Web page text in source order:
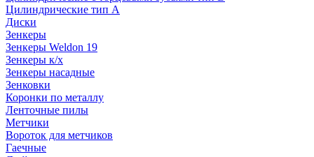
Цилиндрические тип А
Диски
Зенкеры
Зенкеры Weldon 19
Зенкеры к/х
Зенкеры насадные
Зенковки
Коронки по металлу
Ленточные пилы
Метчики
Вороток для метчиков
Гаечные